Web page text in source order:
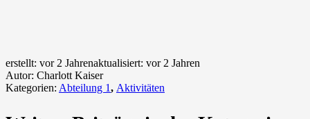
erstellt: vor 2 Jahrenaktualisiert: vor 2 Jahren
Autor: Charlott Kaiser
Kategorien: Abteilung 1, Aktivitäten